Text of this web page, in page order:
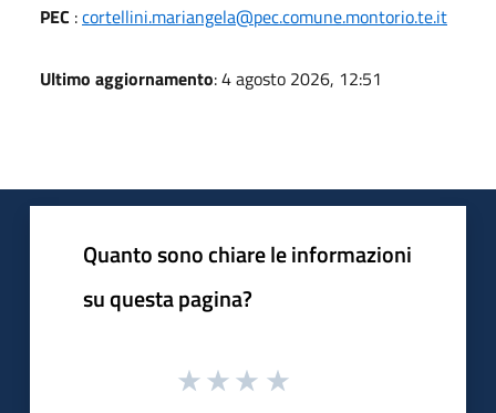
PEC :cortellini.mariangela@pec.comune.montorio.te.it
Ultimo aggiornamento: 4 agosto 2026, 12:51
Quanto sono chiare le informazioni
su questa pagina?